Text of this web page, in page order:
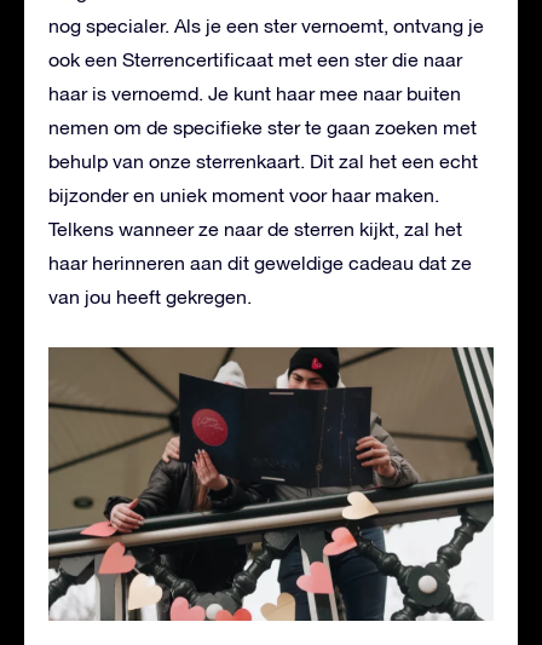
nog specialer. Als je een ster vernoemt, ontvang je
ook een Sterrencertificaat met een ster die naar
haar is vernoemd. Je kunt haar mee naar buiten
nemen om de specifieke ster te gaan zoeken met
behulp van onze sterrenkaart. Dit zal het een echt
bijzonder en uniek moment voor haar maken.
Telkens wanneer ze naar de sterren kijkt, zal het
haar herinneren aan dit geweldige cadeau dat ze
van jou heeft gekregen.